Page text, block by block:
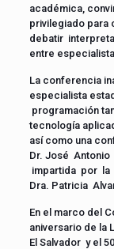
académica,
privilegiado para
debatir
entre
La conferencia
especialista
programación
tecnología
así como una
Dr. José
impartida por la
Dra. Patricia
En el marco del
aniversario de la
El Salvador y el